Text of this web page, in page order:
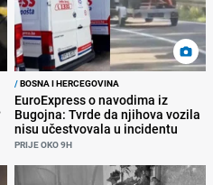
/BOSNA I HERCEGOVINA
EuroExpress o navodima iz
Bugojna: Tvrde da njihova vozila
nisu učestvovala u incidentu
PRIJE OKO 9H